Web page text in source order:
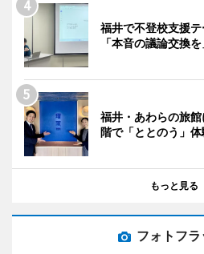
福井で不登校支援
「本音の議論交換
福井・あわらの旅
階で「ととのう」
もっと見る
フォトフラ